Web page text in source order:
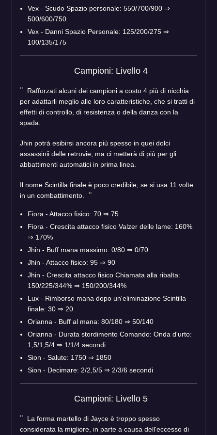
Vex - Scudo Spazio personale: 550/700/900 ⇒
500/600/750
Vex - Danni Spazio Personale: 125/200/275 ⇒
100/135/175
Campioni: Livello 4
Rafforzati alcuni dei campioni a costo 4 più di nicchia
per adattarli meglio alle loro caratteristiche, che si tratti di
effetti di controllo, di resistenza o della danza con la
spada.
Jhin potrà esibirsi ancora più spesso in quei dolci
assassinii delle retrovie, ma ci metterà di più per gli
abbattimenti automatici in prima linea.
Il nome Scintilla finale è poco credibile, se si usa 11 volte
in un combattimento.
Fiora - Attacco fisico: 70 ⇒ 75
Fiora - Crescita attacco fisico Valzer delle lame: 160%
⇒ 170%
Jhin - Buff mana massimo: 0/80 ⇒ 0/70
Jhin - Attacco fisico: 95 ⇒ 90
Jhin - Crescita attacco fisico Chiamata alla ribalta:
150/225/344% ⇒ 150/200/344%
Lux - Rimborso mana dopo un'eliminazione Scintilla
finale: 30 ⇒ 20
Orianna - Buff al mana: 80/180 ⇒ 50/140
Orianna - Durata stordimento Comando: Onda d'urto:
1,5/1,5/4 ⇒ 1/1/4 secondi
Sion - Salute: 1750 ⇒ 1850
Sion - Decimare: 2/2,5/5 ⇒ 2/3/6 secondi
Campioni: Livello 5
La forma martello di Jayce è troppo spesso
considerata la migliore, in parte a causa dell'eccesso di